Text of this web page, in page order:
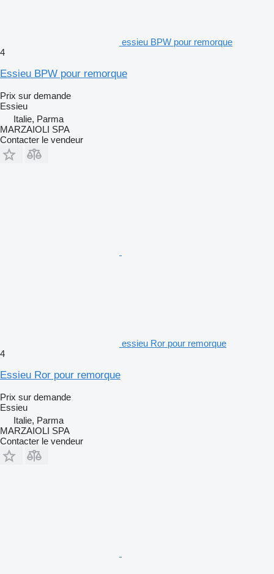
essieu BPW pour remorque
4
Essieu BPW pour remorque
Prix sur demande
Essieu
Italie, Parma
MARZAIOLI SPA
Contacter le vendeur
essieu Ror pour remorque
4
Essieu Ror pour remorque
Prix sur demande
Essieu
Italie, Parma
MARZAIOLI SPA
Contacter le vendeur